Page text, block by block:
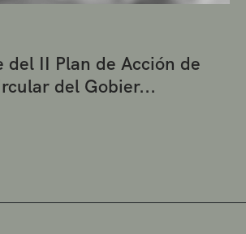
del II Plan de Acción de
del Gobier...